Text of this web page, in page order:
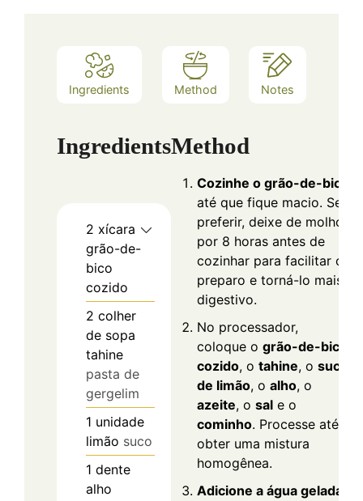
Ingredients Method Notes
Ingredients
2 xícara
grão-de-
bico
cozido
2 colher
de sopa
tahine
pasta de
gergelim
1 unidade
limão suco
1 dente
alho
Method
Cozinhe o grão-de-bico
até que fique macio. Se
preferir, deixe de molho
por 8 horas antes de
cozinhar para facilitar o
preparo e torná-lo mais
digestivo.
No processador,
coloque o grão-de-bico
cozido, o tahine, o suco
de limão, o alho, o
azeite, o sal e o
cominho. Processe até
obter uma mistura
homogênea.
Adicione a água gelada